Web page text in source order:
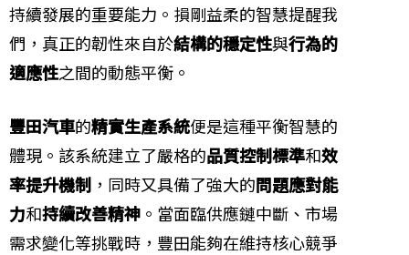
持續發展的重要能力。損剛益柔的智慧提醒我
們，真正的韌性來自於結構的穩定性與行為的
適應性之間的動態平衡。
豐田汽車的精實生產系統便是這種平衡智慧的
體現。該系統建立了嚴格的品質控制標準和效
率提升機制 ，同時又具備了強大的問題應對能
力和持續改善精神 。當面臨供應鏈中斷、市場
需求變化等挑戰時，豐田能夠在維持核心競爭